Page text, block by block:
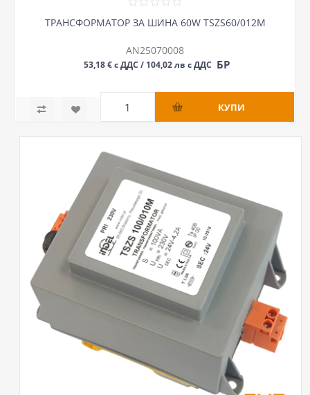
ТРАНСФОРМАТОР ЗА ШИНА 60W TSZS60/012M
AN25070008
53,18 € с ДДС / 104,02 лв с ДДС БР